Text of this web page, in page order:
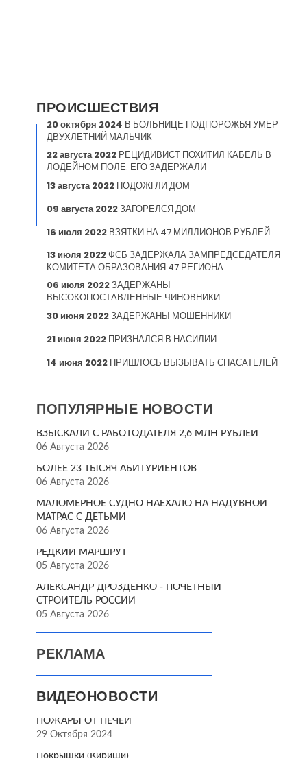
ПРОИСШЕСТВИЯ
20 октября 2024 В БОЛЬНИЦЕ ПОДПОРОЖЬЯ УМЕР
ДВУХЛЕТНИЙ МАЛЬЧИК
22 августа 2022 РЕЦИДИВИСТ ПОХИТИЛ КАБЕЛЬ В
ЛОДЕЙНОМ ПОЛЕ. ЕГО ЗАДЕРЖАЛИ
13 августа 2022 ПОДОЖГЛИ ДОМ
09 августа 2022ЗАГОРЕЛСЯ ДОМ
16 июля 2022 ВЗЯТКИ НА 47 МИЛЛИОНОВ РУБЛЕЙ
13 июля 2022ФСБ ЗАДЕРЖАЛА ЗАМПРЕДСЕДАТЕЛЯ
КОМИТЕТА ОБРАЗОВАНИЯ 47 РЕГИОНА
06 июля 2022ЗАДЕРЖАНЫ
ВЫСОКОПОСТАВЛЕННЫЕ ЧИНОВНИКИ
30 июня 2022ЗАДЕРЖАНЫ МОШЕННИКИ
21 июня 2022 ПРИЗНАЛСЯ В НАСИЛИИ
14 июня 2022 ПРИШЛОСЬ ВЫЗЫВАТЬ СПАСАТЕЛЕЙ
ПОПУЛЯРНЫЕ НОВОСТИ
ВЗЫСКАЛИ С РАБОТОДАТЕЛЯ 2,6 МЛН РУБЛЕЙ
06 Августа 2026
БОЛЕЕ 23 ТЫСЯЧ АБИТУРИЕНТОВ
06 Августа 2026
МАЛОМЕРНОЕ СУДНО НАЕХАЛО НА НАДУВНОЙ
МАТРАС С ДЕТЬМИ
06 Августа 2026
РЕДКИЙ МАРШРУТ
05 Августа 2026
АЛЕКСАНДР ДРОЗДЕНКО - ПОЧЁТНЫЙ
СТРОИТЕЛЬ РОССИИ
05 Августа 2026
РЕКЛАМА
ВИДЕОНОВОСТИ
ПОЖАРЫ ОТ ПЕЧЕЙ
29 Октября 2024
Покрышки (Кириши)